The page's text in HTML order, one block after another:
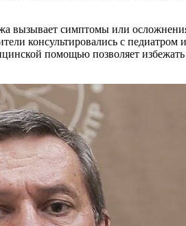
вызывает симптомы или
консультировались с
помощью позволяет избежать